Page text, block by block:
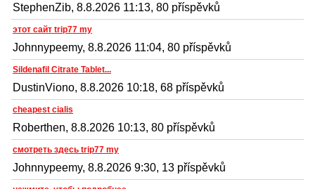
StephenZib, 8.8.2026 11:13, 80 příspěvků
этот сайт trip77 my
Johnnypeemy, 8.8.2026 11:04, 80 příspěvků
Sildenafil Citrate Tablet...
DustinViono, 8.8.2026 10:18, 68 příspěvků
cheapest cialis
Roberthen, 8.8.2026 10:13, 80 příspěvků
смотреть здесь trip77 my
Johnnypeemy, 8.8.2026 9:30, 13 příspěvků